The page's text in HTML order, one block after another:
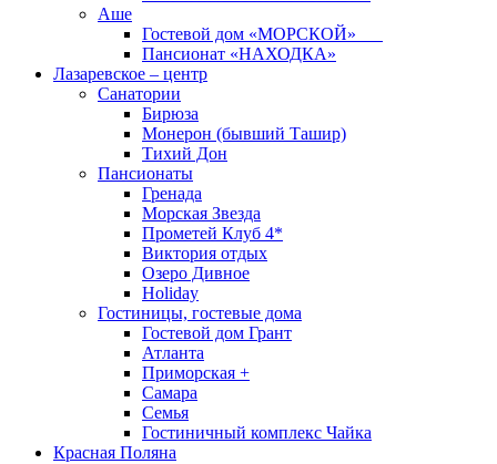
Аше
Гостевой дом «МОРСКОЙ»
Пансионат «НАХОДКА»
Лазаревское – центр
Санатории
Бирюза
Монерон (бывший Ташир)
Тихий Дон
Пансионаты
Гренада
Морская Звезда
Прометей Клуб 4*
Виктория отдых
Озеро Дивное
Holiday
Гостиницы, гостевые дома
Гостевой дом Грант
Атланта
Приморская +
Самара
Семья
Гостиничный комплекс Чайка
Красная Поляна